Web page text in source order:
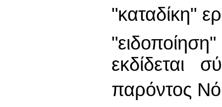
"καταδίκη"
εκδίδεται
παρόντος